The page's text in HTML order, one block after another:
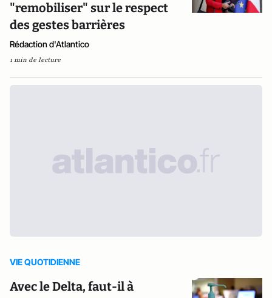
"remobiliser" sur le respect
des gestes barrières
Rédaction d'Atlantico
1 min de lecture
VIE QUOTIDIENNE
Avec le Delta, faut-il à